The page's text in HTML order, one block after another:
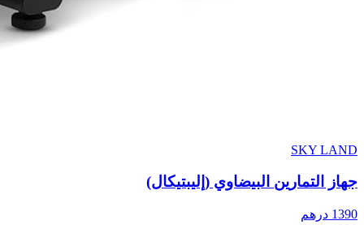
SKY LAND
جهاز التمارين البيضاوي (إليبتيكال)
1390 درهم